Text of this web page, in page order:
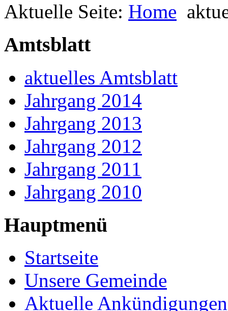
Aktuelle Seite: Home
Amtsblatt
aktuelles Amtsblatt
Jahrgang 2014
Jahrgang 2013
Jahrgang 2012
Jahrgang 2011
Jahrgang 2010
Hauptmenü
Startseite
Unsere Gemeinde
Aktuelle Ankündigungen